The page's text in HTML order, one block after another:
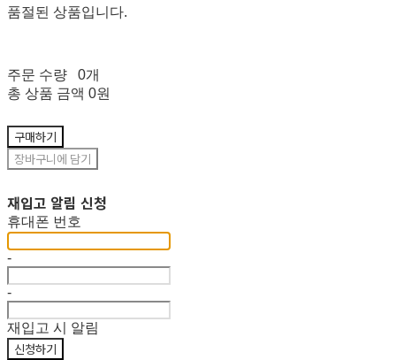
품절된 상품입니다.
주문 수량
0개
총 상품 금액 0원
구매하기
장바구니에 담기
재입고 알림 신청
휴대폰 번호
-
-
재입고 시 알림
신청하기